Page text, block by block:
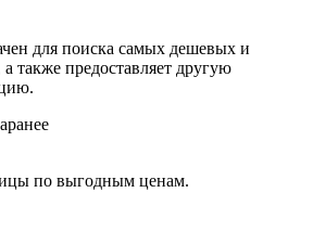
для поиска самых дешевых и
также предоставляет другую
по выгодным ценам.